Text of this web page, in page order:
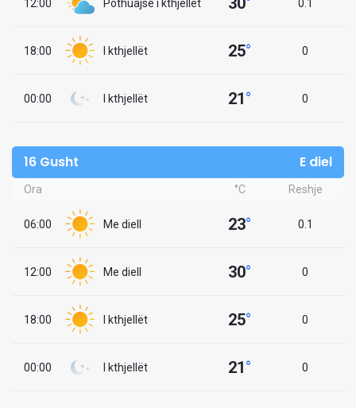
12:00 Pothuajse i kthjellët 0.1
18:00 I kthjellët 25° 0
00:00 I kthjellët 21° 0
16 Gusht E diel
Ora °C Reshje
06:00 Me diell 23° 0.1
12:00 Me diell 30° 0
18:00 I kthjellët 25° 0
00:00 I kthjellët 21° 0